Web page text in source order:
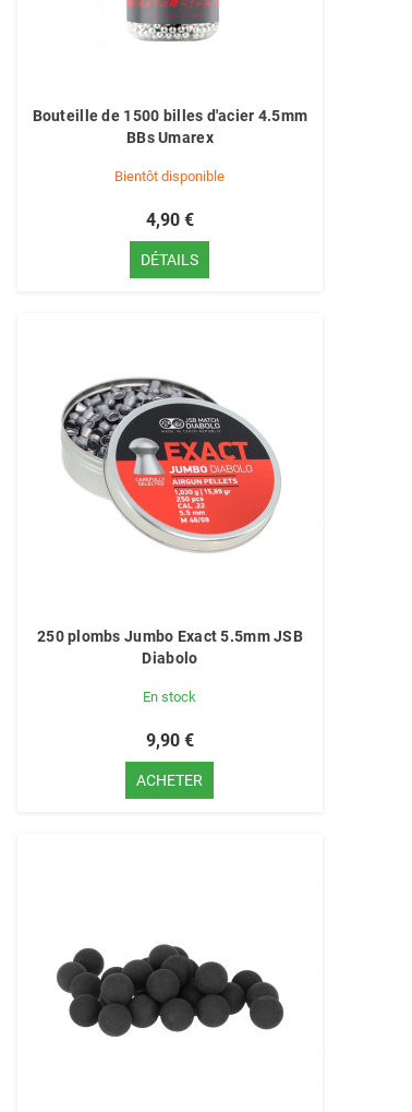
Bouteille de 1500 billes d'acier 4.5mm
BBs Umarex
Bientôt disponible
4,90 €
DÉTAILS
250 plombs Jumbo Exact 5.5mm JSB
Diabolo
En stock
9,90 €
ACHETER